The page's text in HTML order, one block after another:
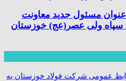
مسئول جدید معاونت
سپاه ولی عصر(عج) خوزستان